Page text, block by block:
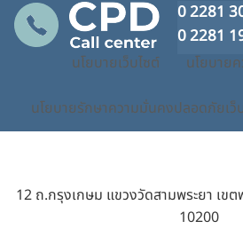
0 2281
0 2281
นโยบายเว็บไซต์ นโยบาย
นโยบายรักษาความมั่นคงปลอดภัยเว็
12 ถ.กรุงเกษม แขวงวัดสามพระยา เข
10200